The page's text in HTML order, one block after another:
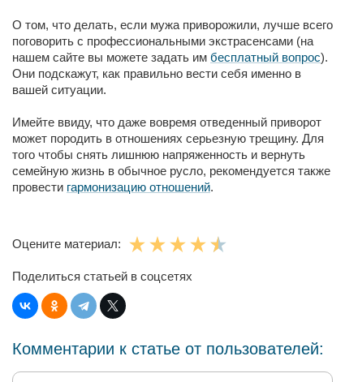
О том, что делать, если мужа приворожили, лучше всего
поговорить с профессиональными экстрасенсами (на
нашем сайте вы можете задать им бесплатный вопрос).
Они подскажут, как правильно вести себя именно в
вашей ситуации.
Имейте ввиду, что даже вовремя отведенный приворот
может породить в отношениях серьезную трещину. Для
того чтобы снять лишнюю напряженность и вернуть
семейную жизнь в обычное русло, рекомендуется также
провести гармонизацию отношений.
Оцените материал:
Поделиться статьей в соцсетях
Комментарии к статье от пользователей: